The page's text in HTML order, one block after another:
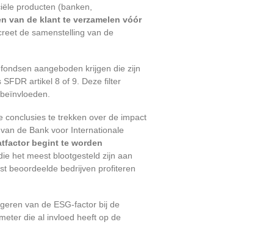
producten (banken,
van de klant te verzamelen vóór
de samenstelling van de
aangeboden krijgen die zijn
artikel 8 of 9. Deze filter
conclusies te trekken over de impact
de Bank voor Internationale
begint te worden
het meest blootgesteld zijn aan
beoordeelde bedrijven profiteren
van de ESG-factor bij de
die al invloed heeft op de